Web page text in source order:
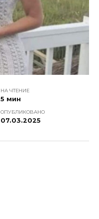
НА ЧТЕНИЕ
5 мин
ОПУБЛИКОВАНО
07.03.2025